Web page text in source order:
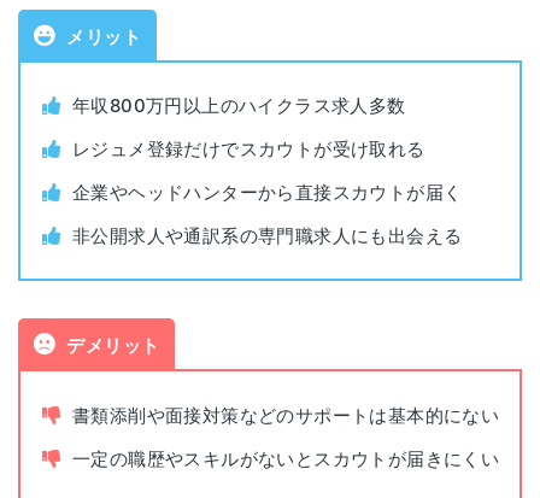
利用料金
非公開求人数 非公開
メリット
年収800万円以上のハイクラス求人多数
レジュメ登録だけでスカウトが受け取れる
企業やヘッドハンターから直接スカウトが届く
非公開求人や通訳系の専門職求人にも出会える
デメリット
書類添削や面接対策などのサポートは基本的にない
一定の職歴やスキルがないとスカウトが届きにくい